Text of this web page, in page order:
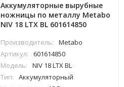
Аккумуляторные вырубные
ножницы по металлу Metabo
NIV 18 LTX BL 601614850
Производитель:
Metabo
Артикул:
601614850
Модель:
NIV 18 LTX BL
Тип:
Аккумуляторный